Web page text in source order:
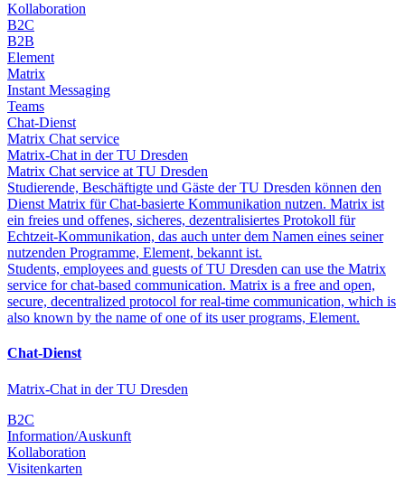
Kollaboration
B2C
B2B
Element
Matrix
Instant Messaging
Teams
Chat-Dienst
Matrix Chat service
Matrix-Chat in der TU Dresden
Matrix Chat service at TU Dresden
Studierende, Beschäftigte und Gäste der TU Dresden können den
Dienst Matrix für Chat-basierte Kommunikation nutzen. Matrix ist
ein freies und offenes, sicheres, dezentralisiertes Protokoll für
Echtzeit-Kommunikation, das auch unter dem Namen eines seiner
nutzenden Programme, Element, bekannt ist.
Students, employees and guests of TU Dresden can use the Matrix
service for chat-based communication. Matrix is a free and open,
secure, decentralized protocol for real-time communication, which is
also known by the name of one of its user programs, Element.
Chat-Dienst
Matrix-Chat in der TU Dresden
B2C
Information/Auskunft
Kollaboration
Visitenkarten